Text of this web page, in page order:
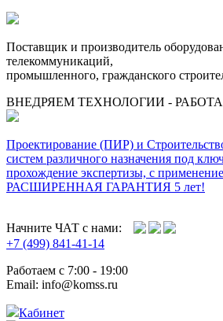
Поставщик и производитель
телекоммуникаций,
промышленного, гражданского
ВНЕДРЯЕМ ТЕХНОЛОГИИ -
Проектирование (ПИР) и
систем различного назначения под
прохождение экспертизы, с
РАСШИРЕННАЯ ГАРАНТИЯ 5 лет!
Начните ЧАТ с нами:
+7 (499) 841-41-14
Работаем с 7:00 - 19:00
Email: info@komss.ru
Кабинет